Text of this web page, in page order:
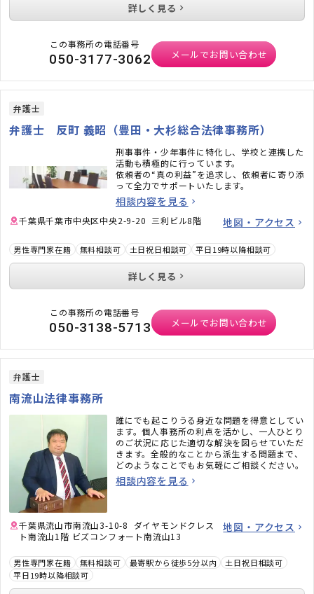
詳しく見る
この事務所の電話番号
050-3177-3062 メールでお問い合わせ
弁護士
弁護士 反町 義昭（豊田・大杉総合法律事務所）
刑事事件・少年事件に特化し、学校と連携した
活動も積極的に行っています。
依頼者の“真の利益”を追求し、依頼者に寄り添
って全力でサポートいたします。
相談内容を見る
千葉県千葉市中央区中央2-9-20 三利ビル8階 地図・アクセス
男性専門家在籍 無料相談可 土日祝日相談可 平日19時以降相談可
詳しく見る
この事務所の電話番号
050-3138-5713 メールでお問い合わせ
弁護士
南流山法律事務所
誰にでも起こりうる身近な問題を得意としてい
ます。個人事務所の利点を活かし、一人ひとり
のご状況に応じた適切な解決を図らせていただ
きます。全般的なことから派生する問題まで、
どのようなことでもお気軽にご相談ください。
相談内容を見る
千葉県流山市南流山3-10-8 ダイヤモンドクレス
ト南流山1階 ビズコンフォート南流山13
地図・アクセス
男性専門家在籍 無料相談可 最寄駅から徒歩5分以内
土日祝日相談可
平日19時以降相談可